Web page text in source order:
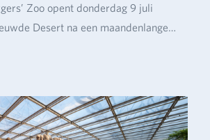
Zoo opent donderdag 9 juli
Desert na een maandenlange